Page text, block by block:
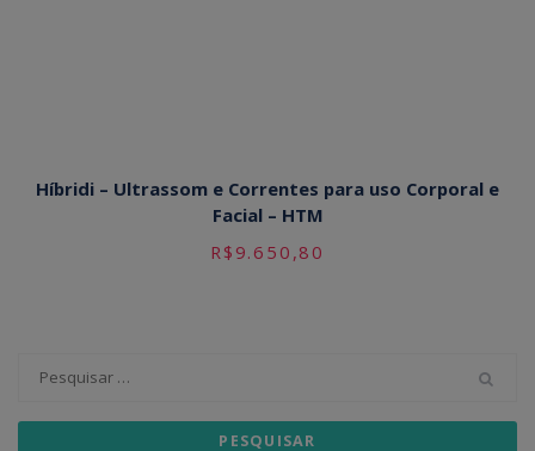
Híbridi – Ultrassom e Correntes para uso Corporal e
Facial – HTM
R$ 9.650,80
por: